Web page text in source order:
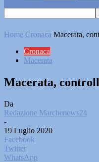
Home Cronaca Macerata,
Cronaca
Macerata
Macerata,
Da
Redazione Marchenews24
-
19 Luglio 2020
Facebook
Twitter
WhatsApp